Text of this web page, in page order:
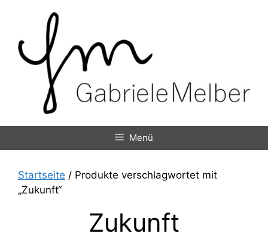
Menü
Startseite / Produkte verschlagwortet mit
„Zukunft“
Zukunft